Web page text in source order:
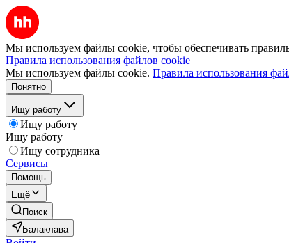
Мы используем файлы cookie, чтобы обеспечивать
Правила использования файлов cookie
Мы используем файлы cookie. Правила использования
Понятно
Ищу работу
Ищу работу
Ищу работу
Ищу сотрудника
Сервисы
Помощь
Ещё
Поиск
Балаклава